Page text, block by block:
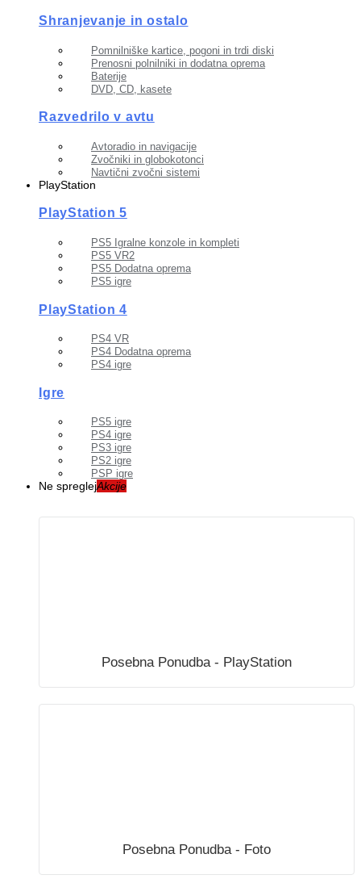
Shranjevanje in ostalo
Pomnilniške kartice, pogoni in trdi diski
Prenosni polnilniki in dodatna oprema
Baterije
DVD, CD, kasete
Razvedrilo v avtu
Avtoradio in navigacije
Zvočniki in globokotonci
Navtični zvočni sistemi
PlayStation
PlayStation 5
PS5 Igralne konzole in kompleti
PS5 VR2
PS5 Dodatna oprema
PS5 igre
PlayStation 4
PS4 VR
PS4 Dodatna oprema
PS4 igre
Igre
PS5 igre
PS4 igre
PS3 igre
PS2 igre
PSP igre
Ne spreglejAkcije
Posebna Ponudba - PlayStation
Posebna Ponudba - Foto